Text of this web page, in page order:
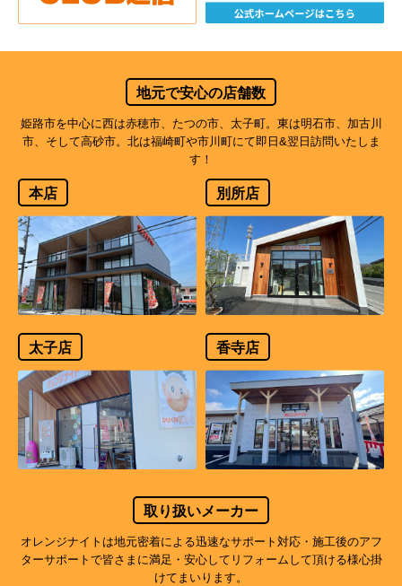
地元で安心の店舗数
姫路市を中心に西は赤穂市、たつの市、太子町。東は明石市、加古川
市、そして高砂市。北は福崎町や市川町にて即日&翌日訪問いたしま
す！
本店 別所店
太子店 香寺店
取り扱いメーカー
オレンジナイトは地元密着による迅速なサポート対応・施工後のアフ
ターサポートで皆さまに満足・安心してリフォームして頂ける様心掛
けてまいります。